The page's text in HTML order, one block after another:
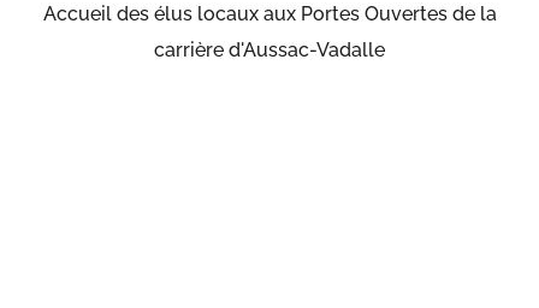
Accueil des élus locaux aux Portes Ouvertes de la
carrière d'Aussac-Vadalle